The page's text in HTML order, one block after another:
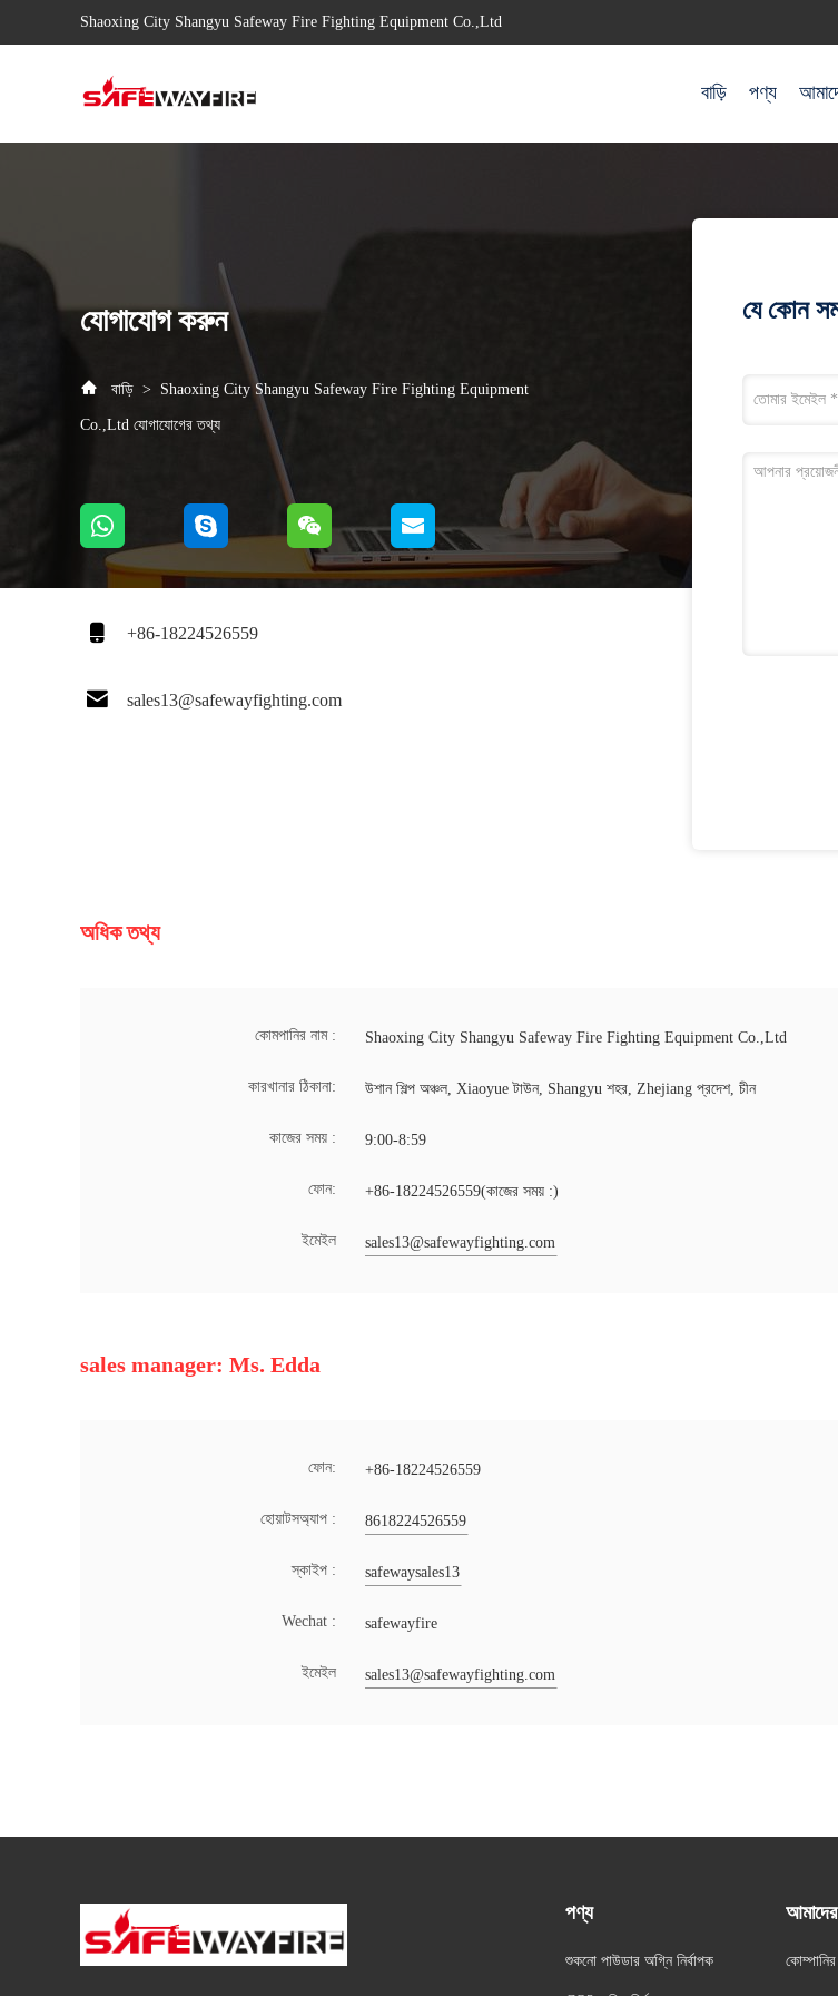
Shaoxing City Shangyu Safeway Fire Fighting Equipment Co.,Ltd
বাড়ি পণ্য
যোগাযোগ করুন
বাড়ি > Shaoxing City Shangyu Safeway Fire Fighting Equipment
Co.,Ltd যোগাযোগের তথ্য
 +86-18224526559
 sales13@safewayfighting.com
যে কোন
অধিক তথ্য
কোমপানির নাম : Shaoxing City Shangyu Safeway Fire Fighting Equipment Co.,Ltd
কারখানার ঠিকানা: উশান শিল্প অঞ্চল, Xiaoyue টাউন, Shangyu শহর, Zhejiang প্রদেশ, চীন
কাজের সময় : 9:00-8:59
ফোন: +86-18224526559(কাজের সময় :)
ইমেইল sales13@safewayfighting.com
sales manager: Ms. Edda
ফোন: +86-18224526559
হোয়াটসঅ্যাপ : 8618224526559
স্কাইপ : safewaysales13
Wechat : safewayfire
ইমেইল sales13@safewayfighting.com
পণ্য
শুকনো পাউডার অগ্নি নির্বাপক